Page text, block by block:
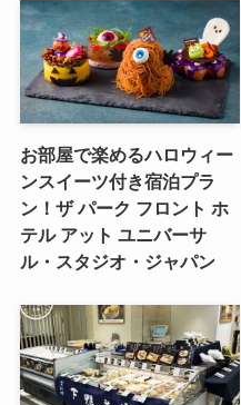
お部屋で楽めるハロウィー
ンスイーツ付き宿泊プラ
ン！ザ パーク フロント ホ
テル アット ユニバーサ
ル・スタジオ・ジャパン